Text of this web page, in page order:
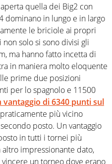
quella dei Big2 con
dominano in lungo e in largo
le briciole ai propri
non solo si sono divisi gli
ma hanno fatto incetta di
in maniera molto eloquente
prime due posizioni
per lo spagnolo e 11500
vantaggio di 6340 puntisul
più vicino
posto. Un vantaggio
in tutti i tornei più
impressionante dato,
vincere un torneo dove erano